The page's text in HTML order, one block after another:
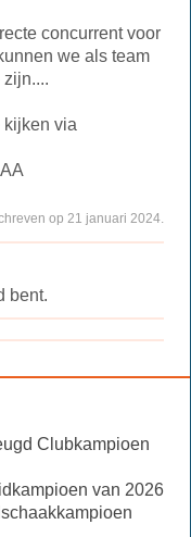
concurrent voor
we als team
kijken via
op 21 januari 2024.
bent.
Clubkampioen
van 2026